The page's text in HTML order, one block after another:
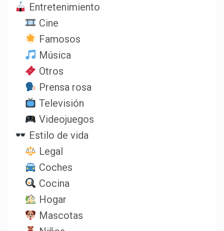
Entretenimiento
Cine
Famosos
Música
Otros
Prensa rosa
Televisión
Videojuegos
Estilo de vida
Legal
Coches
Cocina
Hogar
Mascotas